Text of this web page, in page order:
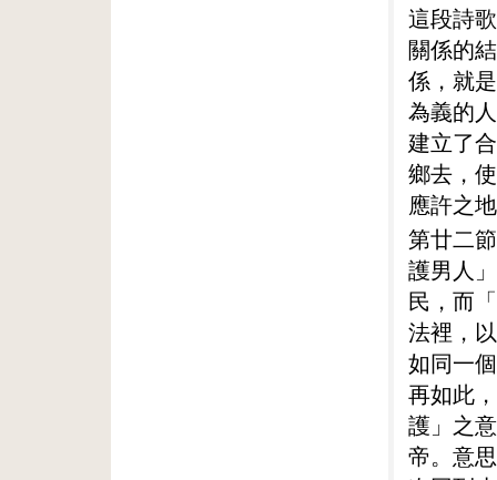
這段詩
關係的
係，就
為義的
建立了
鄉去，
應許之
第廿二
護男人
民，而
法裡，
如同一
再如此
護」之
帝。意